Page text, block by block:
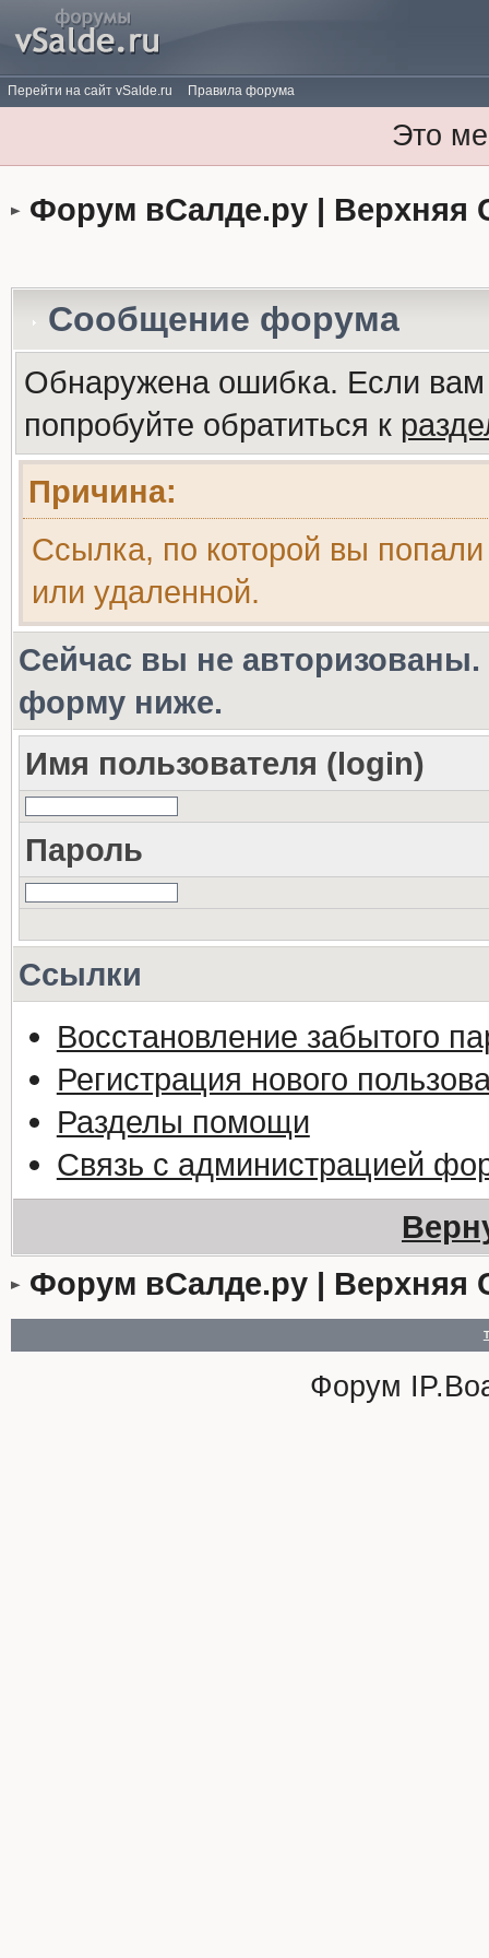
Перейти на сайт vSalde.ru Правила форума
Это
Форум вСалде.ру | Верхняя
Сообщение форума
Обнаружена ошибка. Если
попробуйте обратиться к
Причина:
Ссылка, по которой вы
или удаленной.
Сейчас вы не авторизованы.
форму ниже.
Имя пользователя (login)
Пароль
Ссылки
Восстановление забытого
Регистрация нового
Разделы помощи
Связь с администрацией
Форум вСалде.ру | Верхняя
Форум